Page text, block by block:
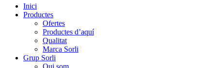
Inici
Productes
Ofertes
Productes d’aquí
Qualitat
Marca Sorli
Grup Sorli
Qui som